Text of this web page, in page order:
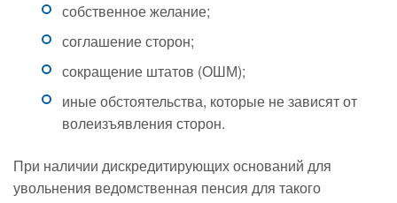
собственное желание;
соглашение сторон;
сокращение штатов (ОШМ);
иные обстоятельства, которые не зависят от
волеизъявления сторон.
При наличии дискредитирующих оснований для
увольнения ведомственная пенсия для такого